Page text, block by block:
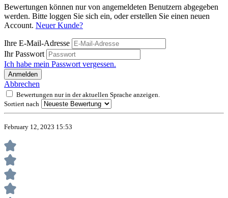
Bewertungen können nur von angemeldeten Benutzern abgegeben
werden. Bitte loggen Sie sich ein, oder erstellen Sie einen neuen
Account. Neuer Kunde?
Ihre E-Mail-Adresse
Ihr Passwort
Ich habe mein Passwort vergessen.
Anmelden
Abbrechen
Bewertungen nur in der aktuellen Sprache anzeigen.
Sortiert nach
February 12, 2023 15:53